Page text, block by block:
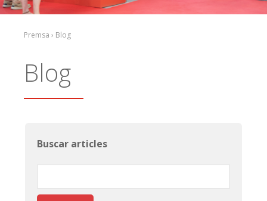
Premsa › Blog
Blog
Buscar articles